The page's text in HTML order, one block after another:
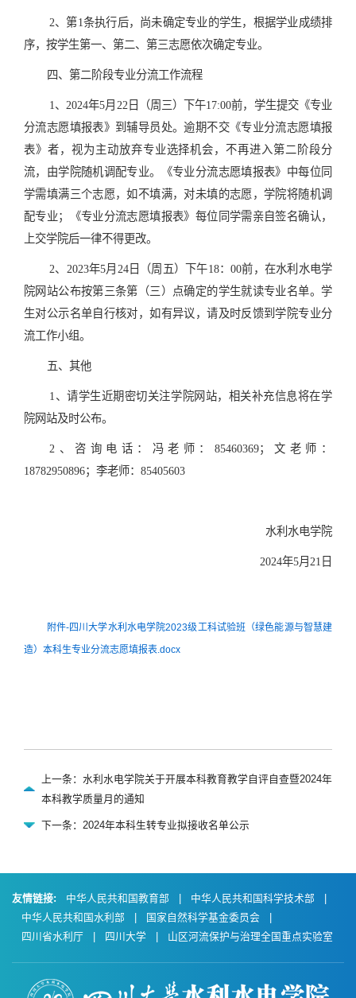
2、 第1条执行后，尚未确定专业的学生，根据学业成绩排
序，按学生第一、第二、第三志愿依次确定专业。
四、 第二阶段专业分流工作流程
1、 2024年5月 22 日（周 三） 下午17:00前，学生提交《专业
分流志愿填报表》 到辅导员处。逾期不交《专业分流志愿填报
表》者，视为主动放弃专业选择机会，不再进入第二阶段分
流， 由学院随机调配专业。《专业分流志愿填报表》 中每位同
学需填满三个志愿，如不填满，对未填的志愿，学院将随机调
配专业；《专业分流志愿填报表》每位同学需亲自签名确认，
上交学院后一律不得更改。
2、 2023年5月 24日（周 五） 下午18： 00前，在水利水电学
院网站公布按第三条第（三）点确定的学生就读专业名单。学
生对公示名单自行核对，如有异议，请及时反馈到学院专业分
流工作小组。
五、其他
1 、请学生近期密切关注学院网站，相关补充信息将在学
院网站及时公布。
2 、咨询电话： 冯老师： 85460369；
文老师：
18782950896； 李老师： 85405603
水利水电学院
2024年5月 21 日
附件-四川大学水利水电学院2023级工科试验班（绿色能源与智慧建
造）本科生专业分流志愿填报表.docx
上一条：水利水电学院关于开展本科教育教学自评自查暨2024年
本科教学质量月的通知
下一条：2024年本科生转专业拟接收名单公示
友情链接: 中华人民共和国教育部 中华人民共和国科学技术部
中华人民共和国水利部
国家自然科学基金委员会
四川省水利厅
四川大学 山区河流保护与治理全国重点实验室